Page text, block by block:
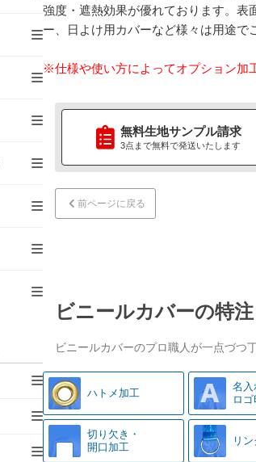
強度・遮熱効果が優れております。表
ー、日よけ用カバーなど様々は用途で
※仕様や使い方によってオプション加
無料生地サンプル請求
3点まで無料で発送いたします
前ページに戻る
ビニールカバーの特
ビニールカバーのプロ職人が一点づつ
ハトメ加工
名入
ロ
切り欠き・
開口加工
リ